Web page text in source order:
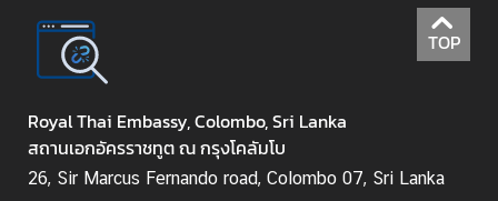
TOP
Royal Thai Embassy, Colombo, Sri Lanka
สถานเอกอัครราชทูต ณ กรุงโคลัมโบ
26, Sir Marcus Fernando road, Colombo 07, Sri Lanka